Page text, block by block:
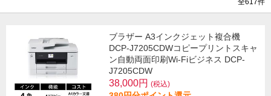
全617件
ブラザー A3インクジェット複合機
DCP-J7205CDWコピープリントスキャ
ン自動両面印刷Wi-Fiビジネス DCP-
J7205CDW
38,000円 (税込)